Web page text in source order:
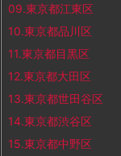
09.東京都江東区
10.東京都品川区
11.東京都目黒区
12.東京都大田区
13.東京都世田谷区
14.東京都渋谷区
15.東京都中野区